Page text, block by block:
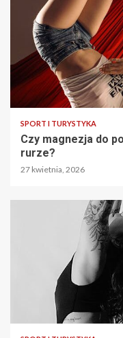
SPORT I TURYSTYKA
Czy magnezja do
rurze?
27 kwietnia, 2026